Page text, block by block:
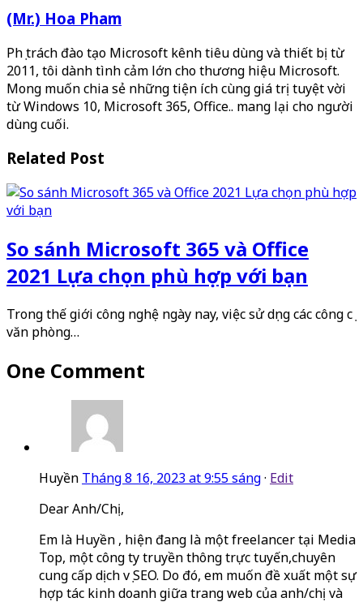
(Mr.) Hoa Pham
Phụ trách đào tạo Microsoft kênh tiêu dùng và thiết bị từ
2011, tôi dành tình cảm lớn cho thương hiệu Microsoft.
Mong muốn chia sẻ những tiện ích cùng giá trị tuyệt vời
từ Windows 10, Microsoft 365, Office.. mang lại cho người
dùng cuối.
Related Post
So sánh Microsoft 365 và Office
2021 Lựa chọn phù hợp với bạn
Trong thế giới công nghệ ngày nay, việc sử dụng các công cụ
văn phòng…
One Comment
Huyền Tháng 8 16, 2023 at 9:55 sáng· Edit
Dear Anh/Chị,
Em là Huyền , hiện đang là một freelancer tại Media
Top, một công ty truyền thông trực tuyến,chuyên
cung cấp dịch vụ SEO. Do đó, em muốn đề xuất một sự
hợp tác kinh doanh giữa trang web của anh/chị và